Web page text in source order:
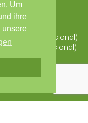
Um
ihre
unsere
3850-184
a rede fixa nacional)
a rede fixa nacional)